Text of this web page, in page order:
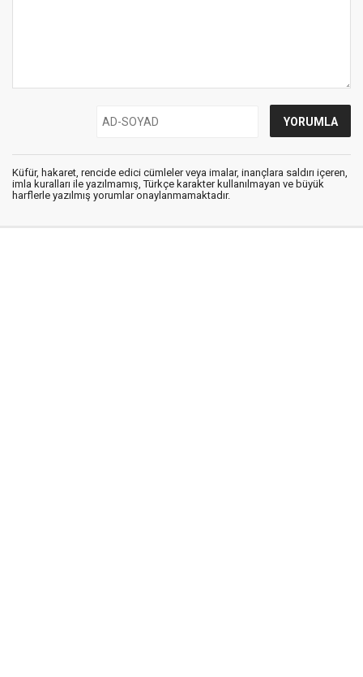
Küfür, hakaret, rencide edici cümleler veya imalar, inançlara saldırı içeren,
imla kuralları ile yazılmamış, Türkçe karakter kullanılmayan ve büyük
harflerle yazılmış yorumlar onaylanmamaktadır.